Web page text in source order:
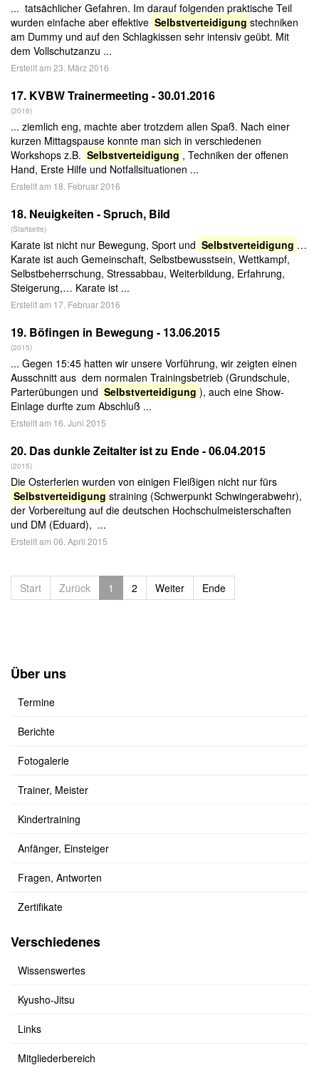
... tatsächlicher Gefahren. Im darauf folgenden praktische Teil
wurden einfache aber effektive Selbstverteidigung stechniken
am Dummy und auf den Schlagkissen sehr intensiv geübt. Mit
dem Vollschutzanzu ...
Erstellt am 23. März 2016
17. KVBW Trainermeeting - 30.01.2016
(2016)
... ziemlich eng, machte aber trotzdem allen Spaß. Nach einer
kurzen Mittagspause konnte man sich in verschiedenen
Workshops z.B. Selbstverteidigung , Techniken der offenen
Hand, Erste Hilfe und Notfallsituationen ...
Erstellt am 18. Februar 2016
18. Neuigkeiten - Spruch, Bild
(Startseite)
Karate ist nicht nur Bewegung, Sport und Selbstverteidigung …
Karate ist auch Gemeinschaft, Selbstbewusstsein, Wettkampf,
Selbstbeherrschung, Stressabbau, Weiterbildung, Erfahrung,
Steigerung,… Karate ist ...
Erstellt am 17. Februar 2016
19. Böfingen in Bewegung - 13.06.2015
(2015)
... Gegen 15:45 hatten wir unsere Vorführung, wir zeigten einen
Ausschnitt aus dem normalen Trainingsbetrieb (Grundschule,
Parterübungen und Selbstverteidigung ), auch eine Show-
Einlage durfte zum Abschluß ...
Erstellt am 16. Juni 2015
20. Das dunkle Zeitalter ist zu Ende - 06.04.2015
(2015)
Die Osterferien wurden von einigen Fleißigen nicht nur fürs
Selbstverteidigung straining (Schwerpunkt Schwingerabwehr),
der Vorbereitung auf die deutschen Hochschulmeisterschaften
und DM (Eduard), ...
Erstellt am 06. April 2015
Start Zurück 1 2 Weiter Ende
Über uns
Termine
Berichte
Fotogalerie
Trainer, Meister
Kindertraining
Anfänger, Einsteiger
Fragen, Antworten
Zertifikate
Verschiedenes
Wissenswertes
Kyusho-Jitsu
Links
Mitgliederbereich